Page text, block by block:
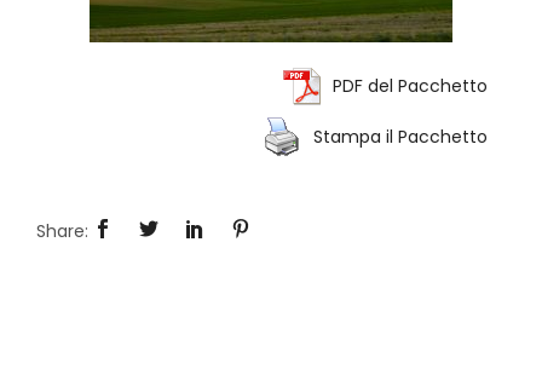
PDF del Pacchetto
Stampa il Pacchetto